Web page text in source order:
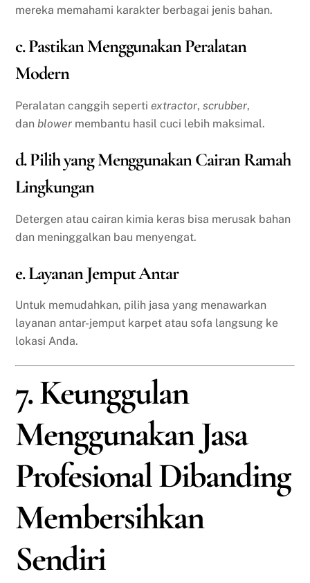
mereka memahami karakter berbagai jenis bahan.
c. Pastikan Menggunakan Peralatan
Modern
Peralatan canggih sepertiextractor,scrubber,
dan blower membantu hasil cuci lebih maksimal.
d. Pilih yang Menggunakan Cairan Ramah
Lingkungan
Detergen atau cairan kimia keras bisa merusak bahan
dan meninggalkan bau menyengat.
e. Layanan Jemput Antar
Untuk memudahkan, pilih jasa yang menawarkan
layanan antar-jemput karpet atau sofa langsung ke
lokasi Anda.
7. Keunggulan
Menggunakan Jasa
Profesional Dibanding
Membersihkan
Sendiri